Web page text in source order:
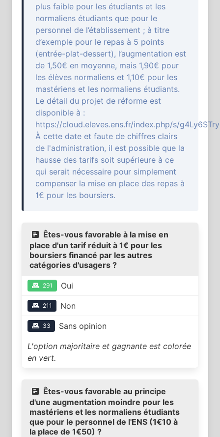
plus faible pour les étudiants et les
normaliens étudiants que pour le
personnel de l’établissement ; à titre
d’exemple pour le repas à 5 points
(entrée-plat-dessert), l’augmentation est
de 1,50€ en moyenne, mais 1,90€ pour
les élèves normaliens et 1,10€ pour les
mastériens et les normaliens étudiants.
Le détail du projet de réforme est
disponible à :
https://cloud.eleves.ens.fr/index.php/s/
À cette date et faute de chiffres clairs
de l'administration, il est possible que la
hausse des tarifs soit supérieure à ce
qui serait nécessaire pour simplement
compenser la mise en place des repas à
1€ pour les boursiers.
Êtes-vous favorable à la mise en
place d'un tarif réduit à 1€ pour les
boursiers financé par les autres
catégories d'usagers ?
291 Oui
211 Non
33 Sans opinion
L'option majoritaire et gagnante est colorée
en vert.
Êtes-vous favorable au principe
d'une augmentation moindre pour les
mastériens et les normaliens étudiants
que pour le personnel de l'ENS (1€10 à
la place de 1€50) ?